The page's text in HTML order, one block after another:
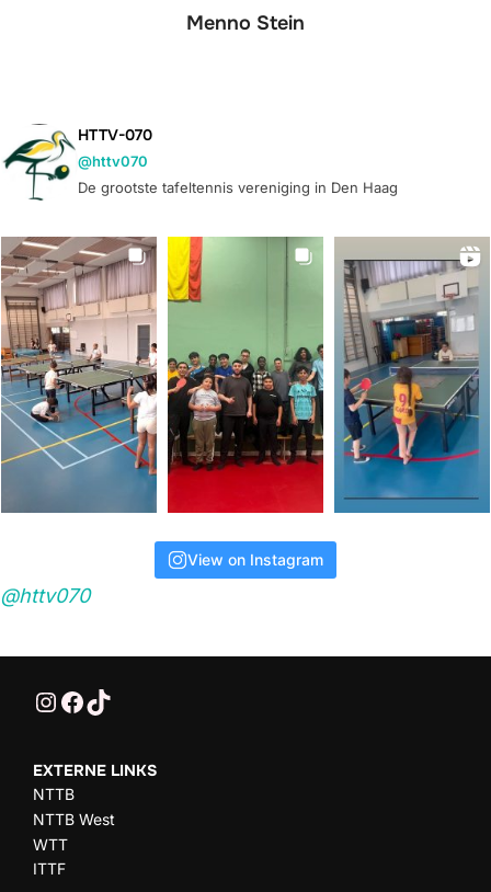
Menno Stein
HTTV-070
@httv070
De grootste tafeltennis vereniging in Den Haag
View on Instagram
@httv070
@HTTV070
HTTV-070
HTTV-070
EXTERNE LINKS
NTTB
NTTB West
WTT
ITTF